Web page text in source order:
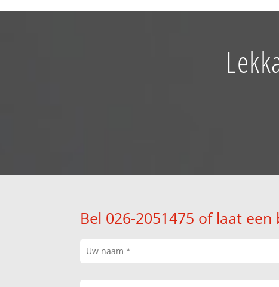
Bel 026-2051475 of laat